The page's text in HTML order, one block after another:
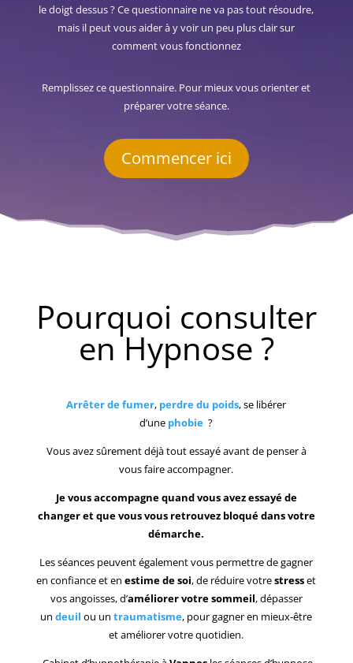
le doigt dessus ? Ce questionnaire ne va pas tout résoudre,
mais il peut vous aider à y voir un peu plus clair sur
comment vous fonctionnez
Remplissez ce questionnaire. Pour mieux vous orienter et
préparer votre séance.
Commencer ici
Pourquoi consulter
en Hypnose ?
Arrêter de fumer, perdre du poids, se libérer
d’une phobie ?
Vous avez sûrement déjà tout essayé avant de penser à
vous faire accompagner.
Je vous accompagne quand vous avez essayé de
changer et que vous vous retrouvez bloqué dans votre
démarche.
Les séances peuvent également vous permettre de gagner
en confiance et en estime de soi, de réduire votrestresset
vos angoisses, d’améliorer votre sommeil, dépasser
un deuil ou un traumatisme, pour gagner en mieux-être
et améliorer votre quotidien.